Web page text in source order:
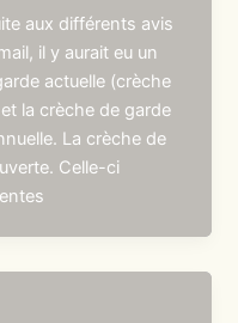
aux différents avis
il y aurait eu un
actuelle (crèche
la crèche de garde
La crèche de
Celle-ci